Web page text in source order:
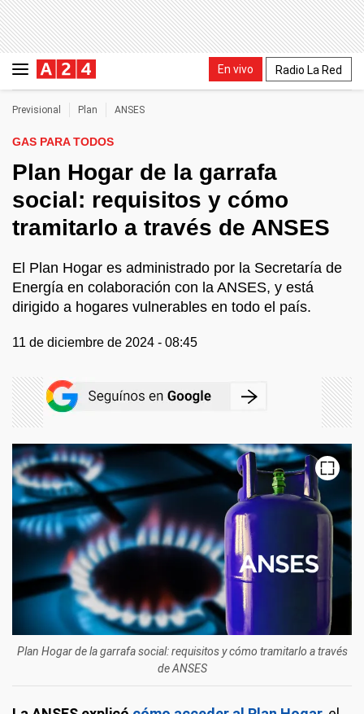
En vivo Radio La Red
Previsional Plan ANSES
GAS PARA TODOS
Plan Hogar de la garrafa
social: requisitos y cómo
tramitarlo a través de ANSES
El Plan Hogar es administrado por la Secretaría de
Energía en colaboración con la ANSES, y está
dirigido a hogares vulnerables en todo el país.
11 de diciembre de 2024 - 08:45
Plan Hogar de la garrafa social: requisitos y cómo tramitarlo a través
de ANSES